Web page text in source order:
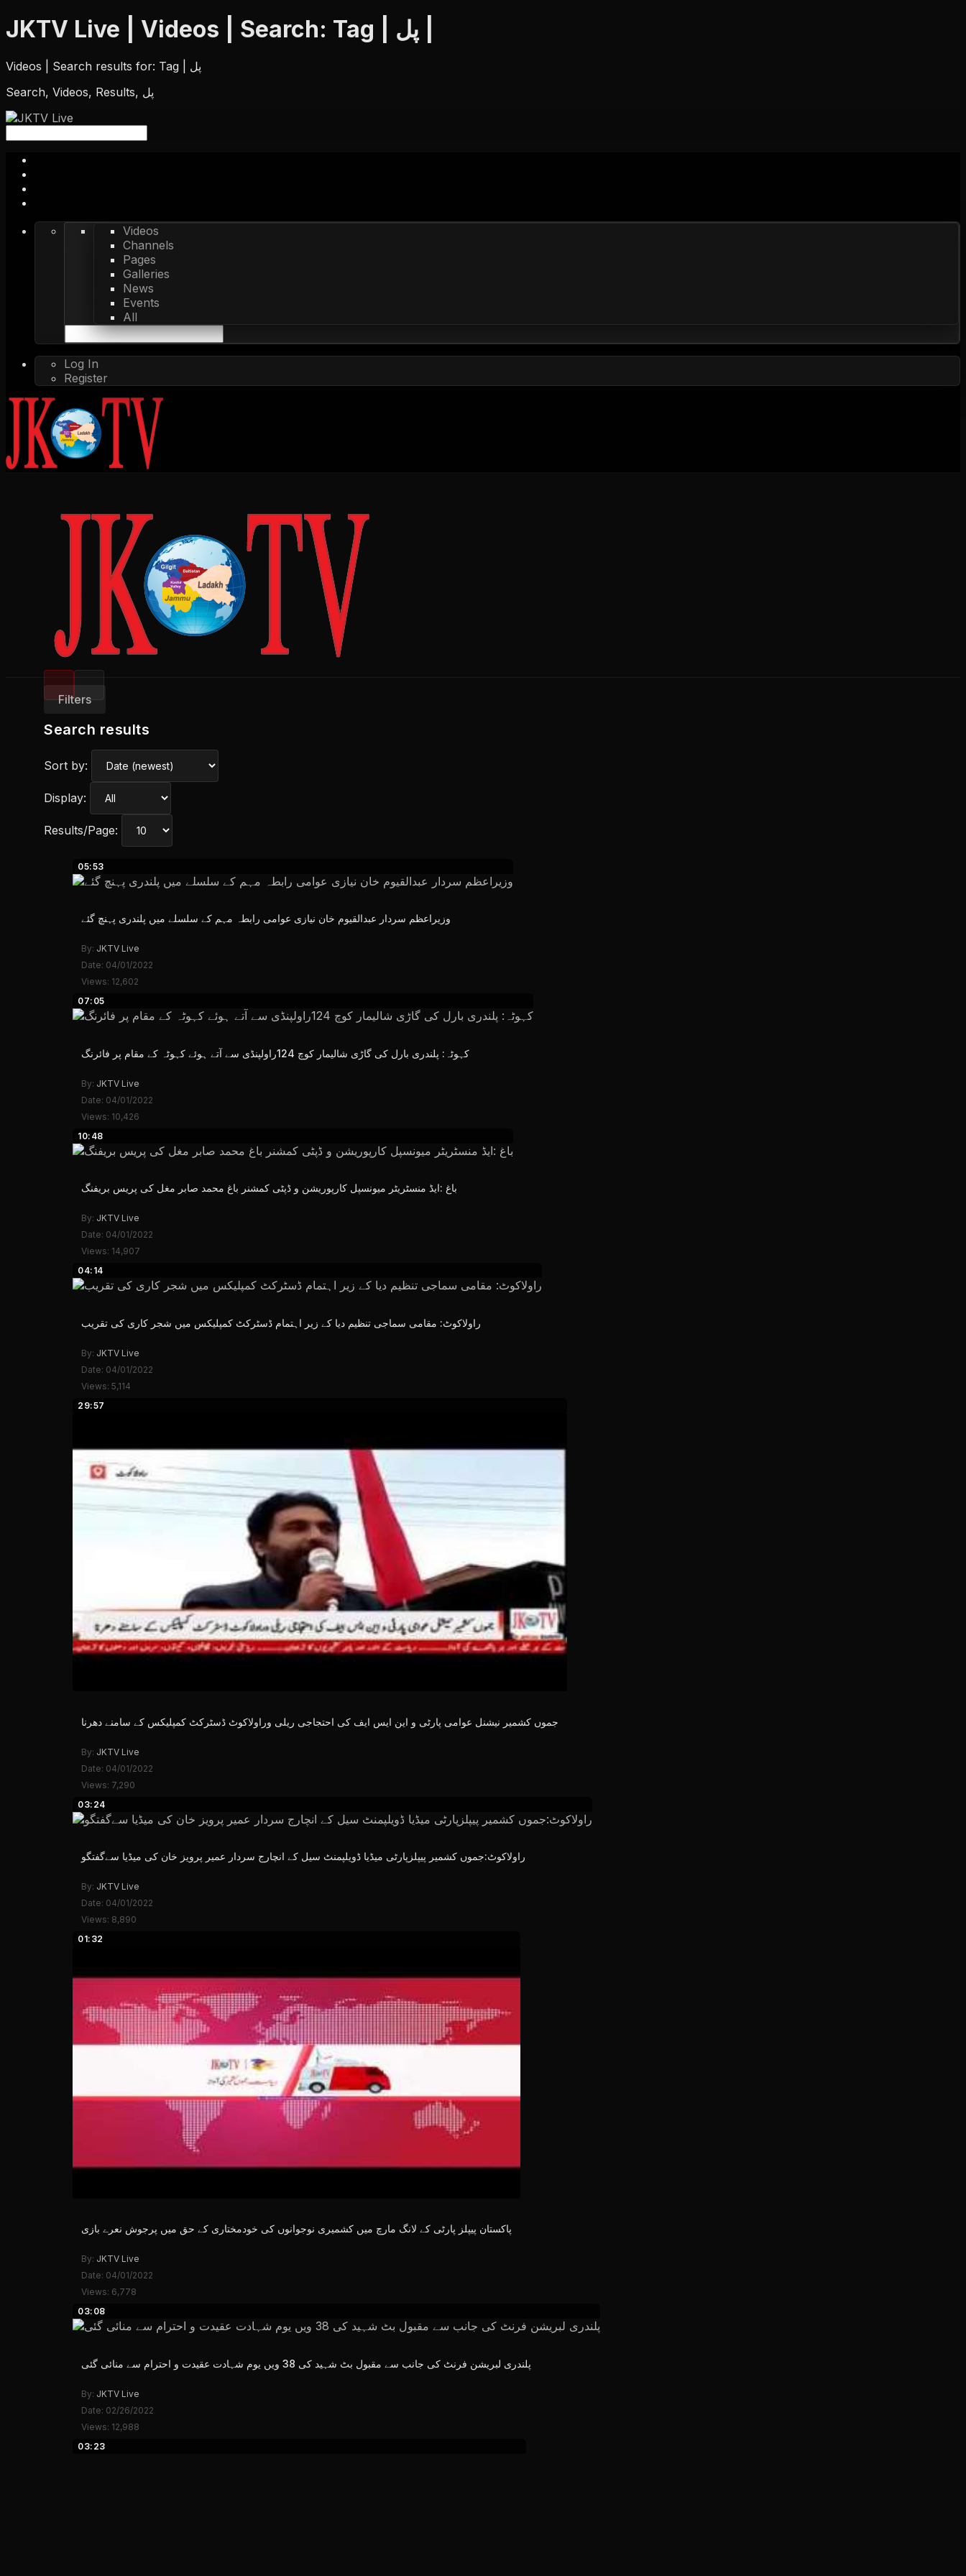
Videos | Search results for: Tag | پل
Search, Videos, Results, پل
Videos
Channels
Pages
Galleries
News
Events
All
Log In
Register
Filters
Search results
Sort by:
Display:
Results/Page:
05:53
وزیراعظم سردار عبدالقیوم خان نیازی عوامی رابطہ مہم کے سلسلے میں پلندری پہنچ گئے
By: JKTV Live
Date: 04/01/2022
Views: 12,602
07:05
کہوٹہ: پلندری بارل کی گاڑی شالیمار کوچ 124راولپنڈی سے آتے ہوئے کہوٹہ کے مقام پر فائرنگ
By: JKTV Live
Date: 04/01/2022
Views: 10,426
10:48
باغ :ایڈ منسٹریٹر میونسپل کارپوریشن و ڈپٹی کمشنر باغ محمد صابر مغل کی پریس بریفنگ
By: JKTV Live
Date: 04/01/2022
Views: 14,907
04:14
راولاکوٹ: مقامی سماجی تنظیم دیا کے زیر اہتمام ڈسٹرکٹ کمپلیکس میں شجر کاری کی تقریب
By: JKTV Live
Date: 04/01/2022
Views: 5,114
29:57
جموں کشمیر نیشنل عوامی پارٹی و این ایس ایف کی احتجاجی ریلی وراولاکوٹ ڈسٹرکٹ کمپلیکس کے سامنے دھرنا
By: JKTV Live
Date: 04/01/2022
Views: 7,290
03:24
راولاکوٹ:جموں کشمیر پیپلزپارٹی میڈیا ڈویلپمنٹ سیل کے انچارج سردار عمیر پرویز خان کی میڈیا سےگفتگو
By: JKTV Live
Date: 04/01/2022
Views: 8,890
01:32
پاکستان پیپلز پارٹی کے لانگ مارچ میں کشمیری نوجوانوں کی خودمختاری کے حق میں پرجوش نعرے بازی
By: JKTV Live
Date: 04/01/2022
Views: 6,778
03:08
پلندری لبریشن فرنٹ کی جانب سے مقبول بٹ شہید کی 38 ویں یوم شہادت عقیدت و احترام سے منائی گئی
By: JKTV Live
Date: 02/26/2022
Views: 12,988
03:23